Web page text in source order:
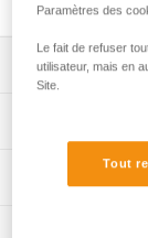
Paramètres des
Le fait de refuser
utilisateur, mais en
Site.
Tout